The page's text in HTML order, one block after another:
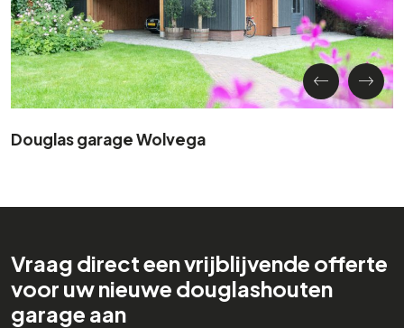
Douglas garage Wolvega
Vraag direct een vrijblijvende offerte
voor uw nieuwe douglashouten
garage aan